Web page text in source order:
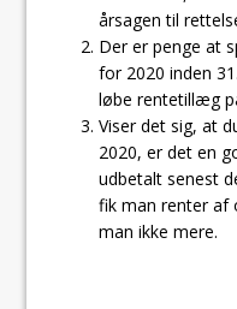
årsagen til
Der er penge at
for 2020 inden
løbe rentetillæg
Viser det sig, at
2020, er det en
udbetalt senest
fik man renter af
man ikke mere.